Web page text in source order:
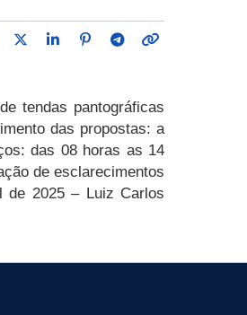
tendas pantográficas
das propostas: a
das 08 horas as 14
de esclarecimentos
de 2025 – Luiz Carlos